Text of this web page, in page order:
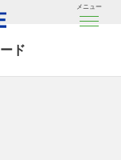
メニュー
ド